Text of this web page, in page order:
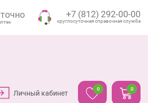
+7 (812) 292-00-00
круглосуточная справочная служба
Личный кабинет
0 0